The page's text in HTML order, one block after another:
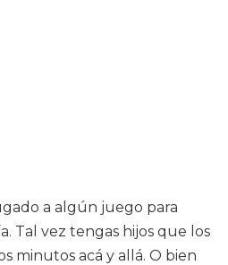
a algún juego para
Tal vez tengas hijos que los
minutos acá y allá. O bien